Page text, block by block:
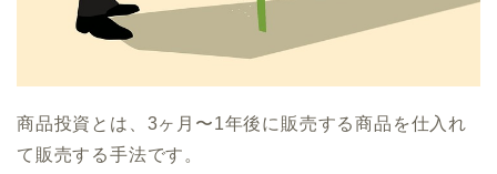
商品投資とは、3ヶ月〜1年後に販売する商品を仕入れ
て販売する手法です。